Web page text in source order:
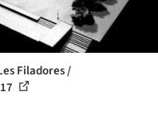
Filadores /